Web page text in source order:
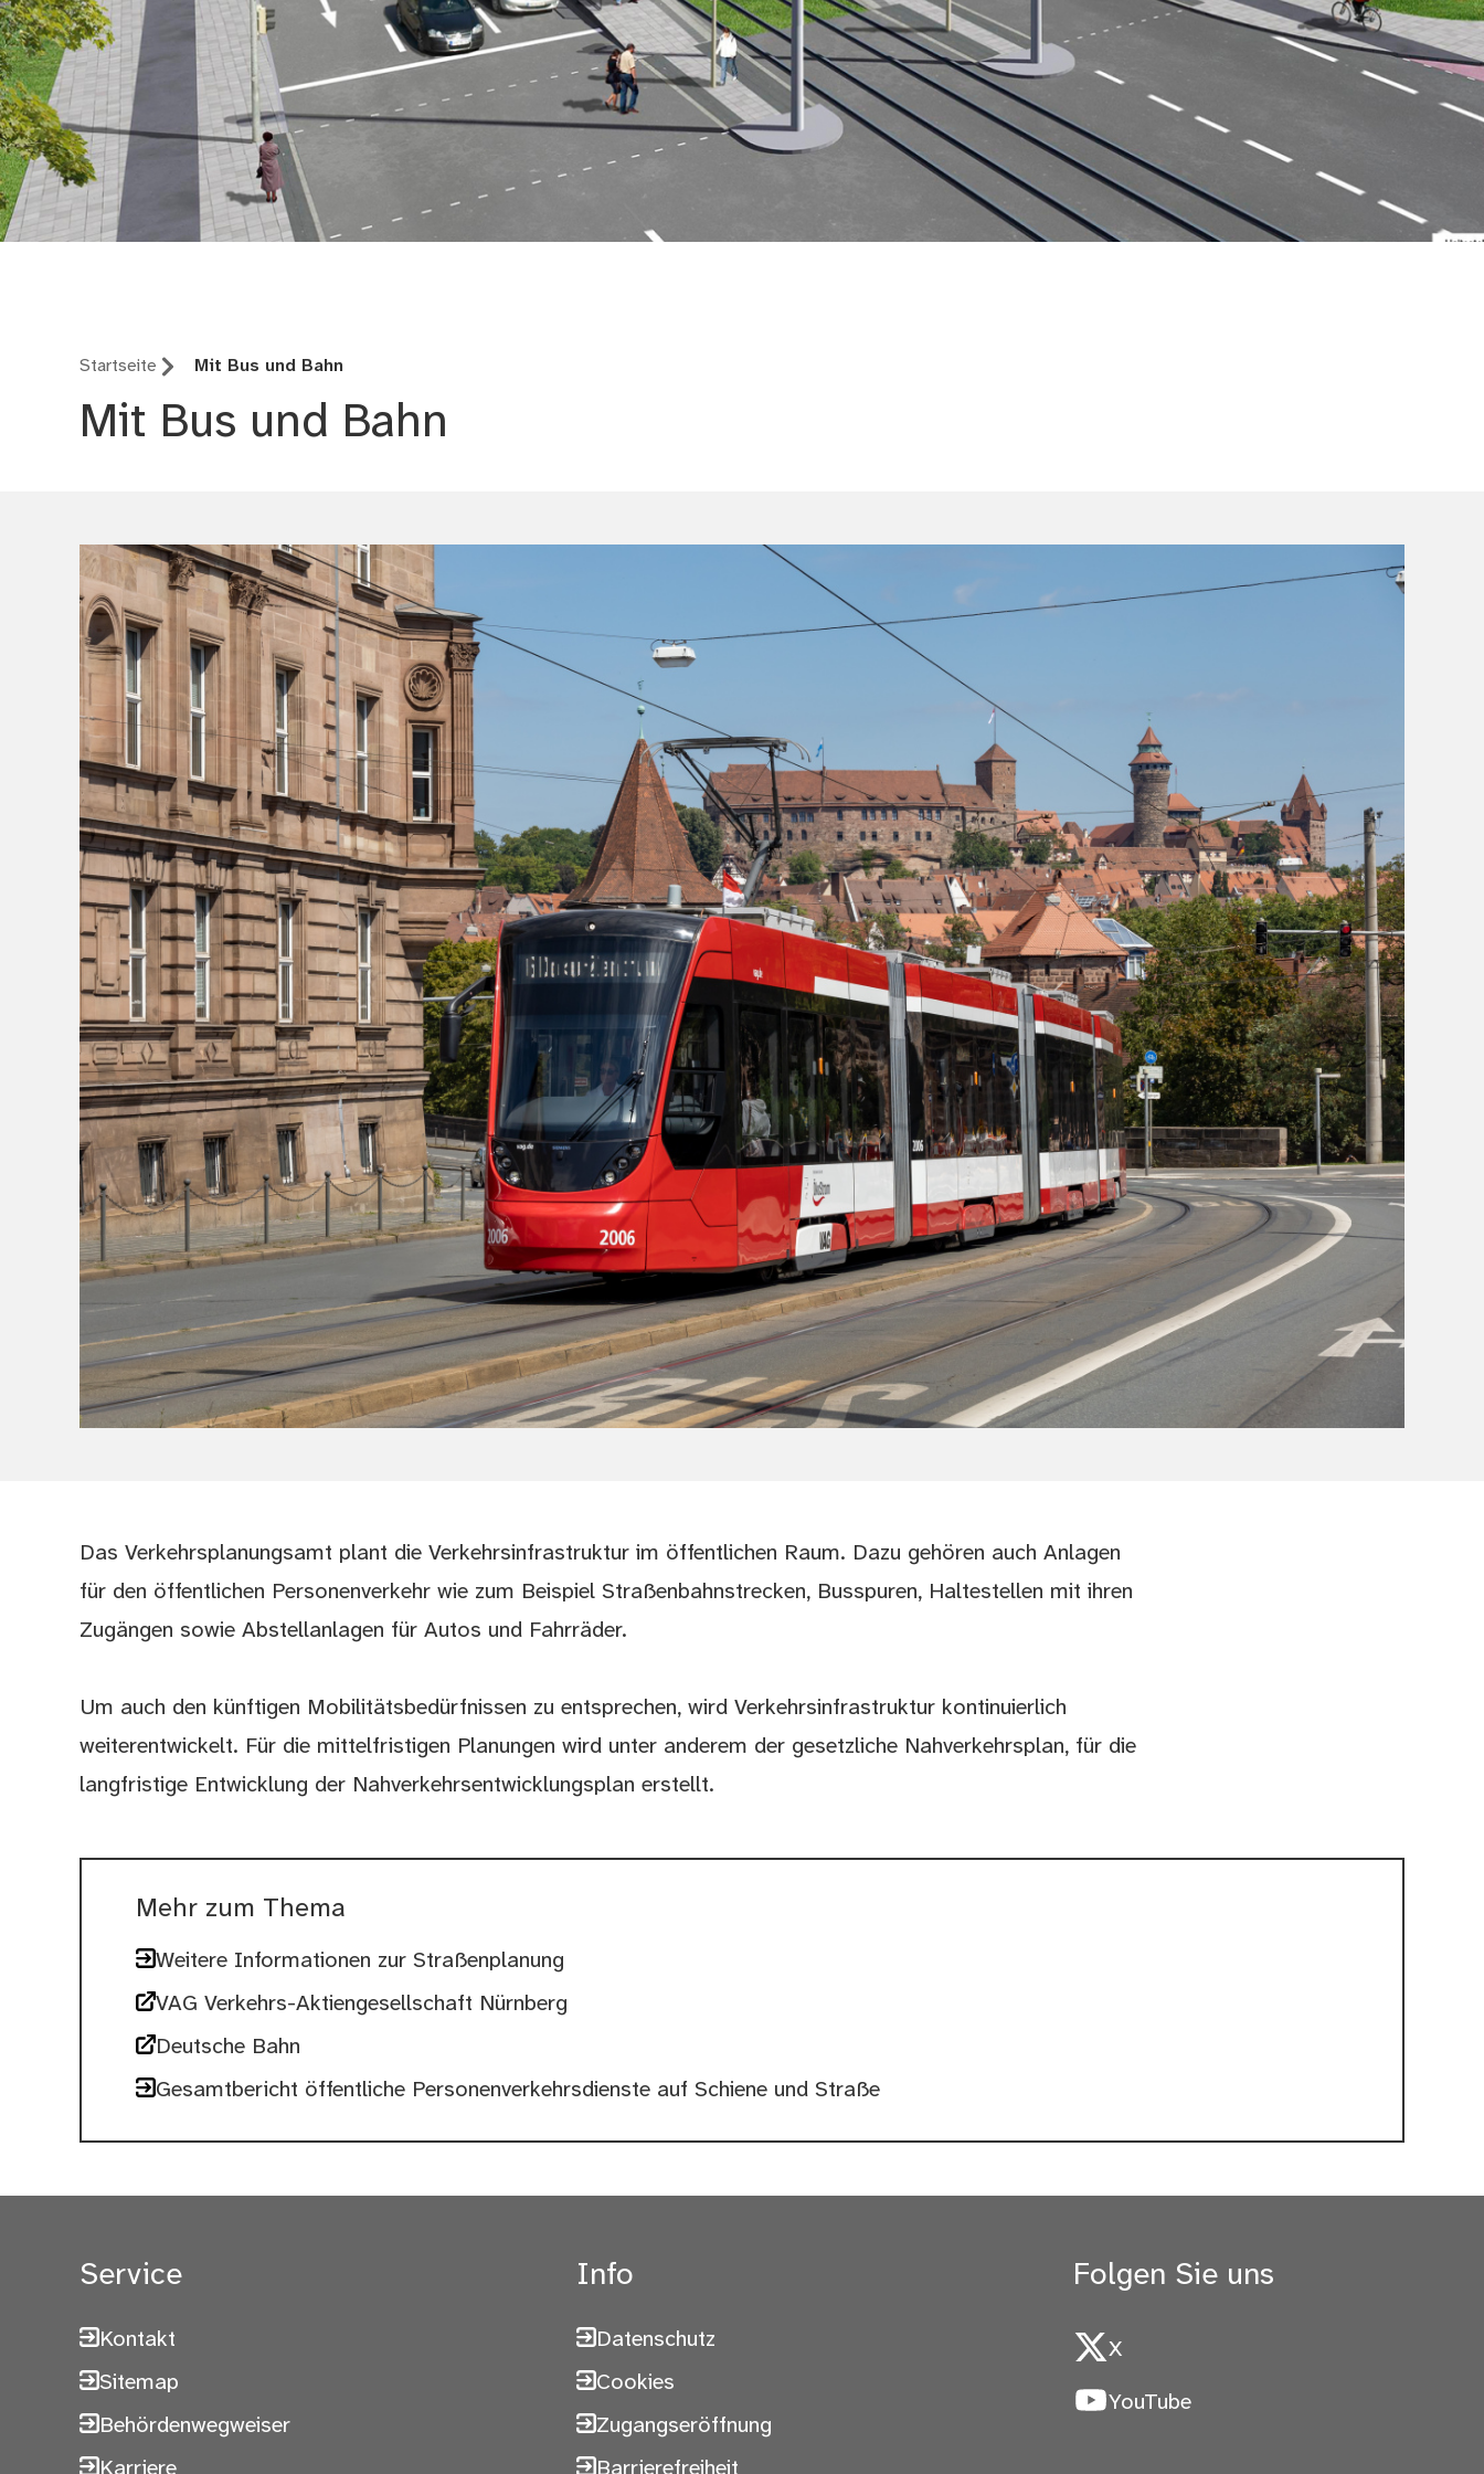
Startseite Mit Bus und Bahn
Mit Bus und Bahn
Das Verkehrsplanungsamt plant die Verkehrsinfrastruktur im öffentlichen Raum. Dazu gehören auch Anlagen
für den öffentlichen Personenverkehr wie zum Beispiel Straßenbahnstrecken, Busspuren, Haltestellen mit ihren
Zugängen sowie Abstellanlagen für Autos und Fahrräder.
Um auch den künftigen Mobilitätsbedürfnissen zu entsprechen, wird Verkehrsinfrastruktur kontinuierlich
weiterentwickelt. Für die mittelfristigen Planungen wird unter anderem der gesetzliche Nahverkehrsplan, für die
langfristige Entwicklung der Nahverkehrsentwicklungsplan erstellt.
Mehr zum Thema
Weitere Informationen zur Straßenplanung
VAG Verkehrs-Aktiengesellschaft Nürnberg
Deutsche Bahn
Gesamtbericht öffentliche Personenverkehrsdienste auf Schiene und Straße
Service
Kontakt
Sitemap
Behördenwegweiser
Karriere
Info
Datenschutz
Cookies
Zugangseröffnung
Barrierefreiheit
Folgen Sie uns
X
YouTube